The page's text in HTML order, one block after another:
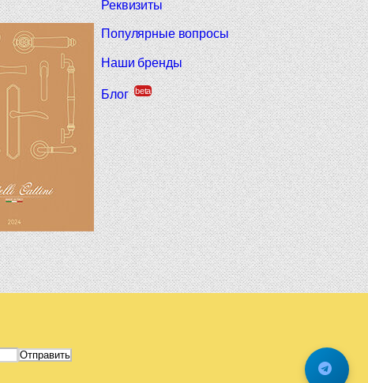
Реквизиты
Популярные вопросы
Наши бренды
Блог beta